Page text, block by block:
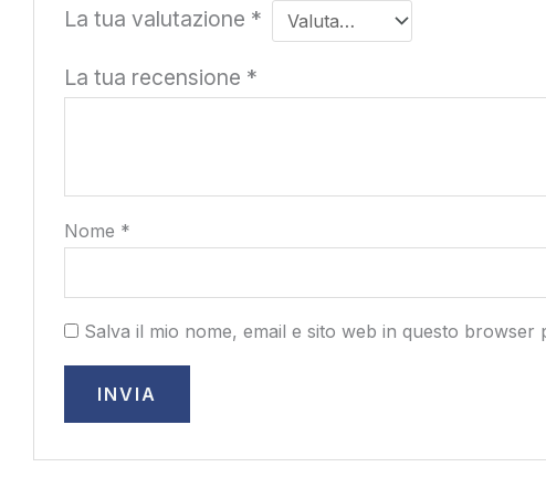
La tua valutazione *
La tua recensione *
Nome *
Salva il mio nome, email e sito web in questo